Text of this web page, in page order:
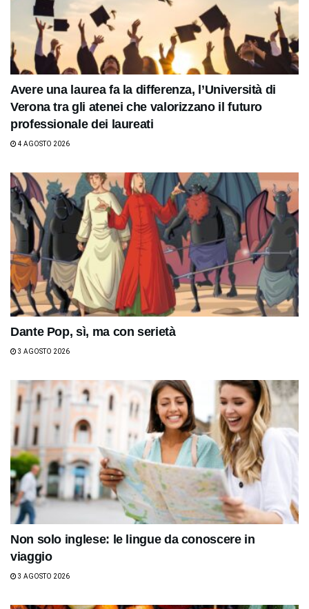
Avere una laurea fa la differenza, l’Università di
Verona tra gli atenei che valorizzano il futuro
professionale dei laureati
4 AGOSTO 2026
Dante Pop, sì, ma con serietà
3 AGOSTO 2026
Non solo inglese: le lingue da conoscere in
viaggio
3 AGOSTO 2026